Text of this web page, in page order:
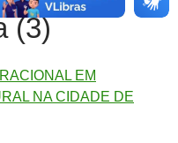
(3)
EM
NA CIDADE DE